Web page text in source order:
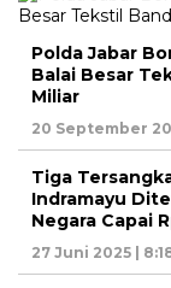
Polda Jabar
Balai Besar
Miliar
20 September
Tiga
Indramayu
Negara Capai
27 Juni 2025 |